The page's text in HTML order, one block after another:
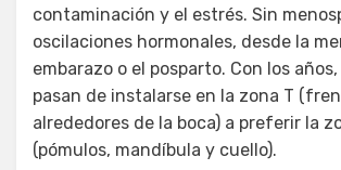
contaminación y el estrés. Sin
oscilaciones hormonales, desde la
embarazo o el posparto. Con los
pasan de instalarse en la zona T
alrededores de la boca) a preferir la
(pómulos, mandíbula y cuello).